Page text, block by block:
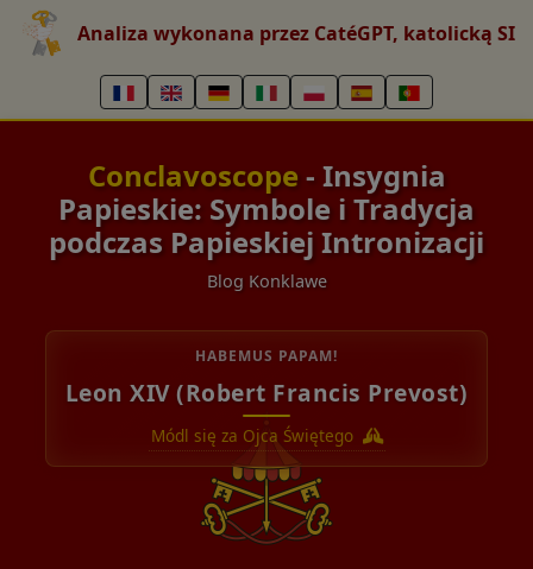
Analiza wykonana przez CatéGPT, katolicką SI
Conclavoscope - Insygnia
Papieskie: Symbole i Tradycja
podczas Papieskiej Intronizacji
Blog Konklawe
HABEMUS PAPAM!
Leon XIV (Robert Francis Prevost)
Módl się za Ojca Świętego